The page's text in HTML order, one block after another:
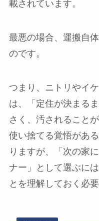
載されています。
最悪の場合、運搬自
のです。
つまり、ニトリやイ
は、「定住が決まる
さく、汚されること
使い捨てる覚悟があ
りますが、「次の家
ナー」として選ぶに
とを理解しておく必